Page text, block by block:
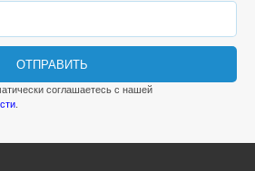
ОТПРАВИТЬ
соглашаетесь с нашей